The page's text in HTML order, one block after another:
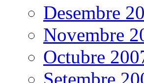
Desembre
Novembre
Octubre
Setembre